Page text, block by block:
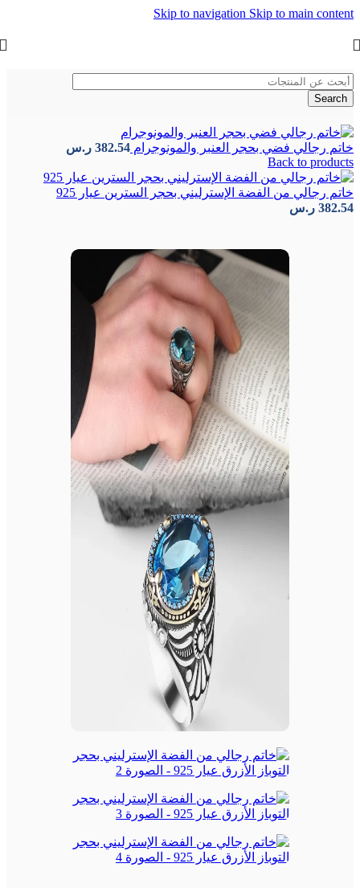
Skip to navigation Skip to main content
Search
خاتم رجالي فضي بحجر العنبر والمونوجرام 382.54 ر.س
Back to products
خاتم رجالي من الفضة الإسترليني بحجر السترين عيار 925
382.54 ر.س